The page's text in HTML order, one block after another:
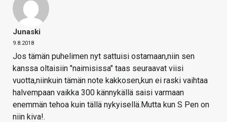
Junaski
9.8.2018
Jos tämän puhelimen nyt sattuisi ostamaan,niin sen
kanssa oltaisiin "naimisissa" taas seuraavat viisi
vuotta,niinkuin tämän note kakkosen,kun ei raski vaihtaa
halvempaan vaikka 300 kännykällä saisi varmaan
enemmän tehoa kuin tällä nykyisellä.Mutta kun S Pen on
niin kiva!.